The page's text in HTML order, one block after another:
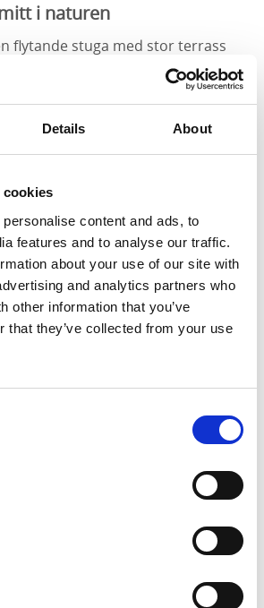
Details About
cookies
content and ads, to
features and to analyse our traffic.
about your use of our site with
and analytics partners who
other information that you’ve
that they’ve collected from your use
i naturen
flytande stuga med stor terrass
lilla smultronställe. Ni färdas
gör strandhugg där ni
fikar på stugans stora veranda
tillvaron. Båten som drar stugan
när ni vill och använda till utflyketer
bryggplats strax utanför
När ni installerat er får ni
innan Ove från Dalslands
att komma ut på sjön. Stugbåten
för några dygn – eller kanske
upp till er.
grill